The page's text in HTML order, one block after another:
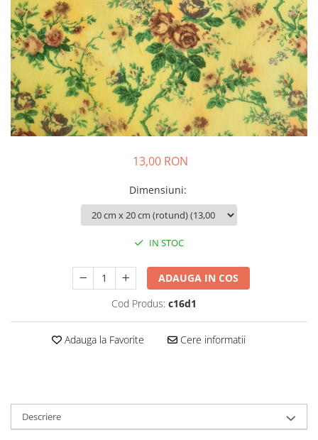
Colier / Pandantiv
Brățară
Bijuterii copii
Colier / Pandantiv
Colier de prietenie
Brățară
Accesorii păr
Colier / Pandantiv
Set bijuterii
Colier / Pandantiv
Cercei
13,00 RON
Dimensiuni:
IN STOC
ADAUGA IN COS
Cod Produs: c16d1
Adauga la Favorite Cere informatii
Descriere